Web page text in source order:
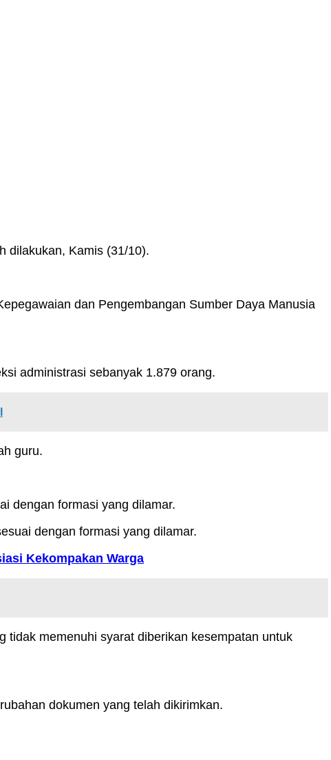
dilakukan, Kamis (31/10).
dan Pengembangan Sumber Daya Manusia
administrasi sebanyak 1.879 orang.
guru.
dengan formasi yang dilamar.
dengan formasi yang dilamar.
Kekompakan Warga
tidak memenuhi syarat diberikan kesempatan untuk
dokumen yang telah dikirimkan.